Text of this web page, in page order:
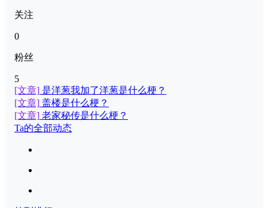
关注
0
粉丝
5
[文章] 是洋葱我加了洋葱是什么梗？
[文章] 盖楼是什么梗？
[文章] 老家秘传是什么梗？
Ta的全部动态